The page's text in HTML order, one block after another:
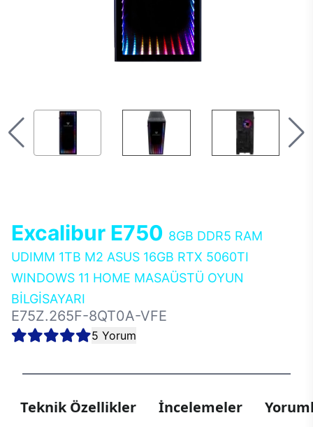
Excalibur E750 8GB DDR5 RAM
UDIMM 1TB M2 ASUS 16GB RTX 5060TI
WINDOWS 11 HOME MASAÜSTÜ OYUN
BİLGİSAYARI
E75Z.265F-8QT0A-VFE
5 Yorum
Teknik Özellikler İncelemeler